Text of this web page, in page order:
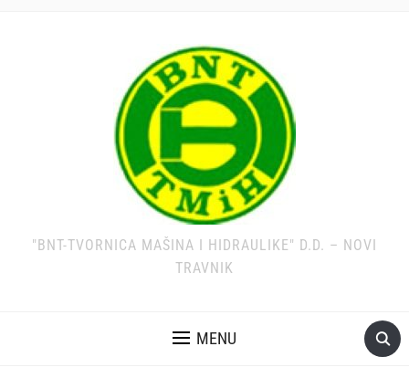
"BNT-TVORNICA MAŠINA I HIDRAULIKE" D.D. – NOVI
TRAVNIK
MENU